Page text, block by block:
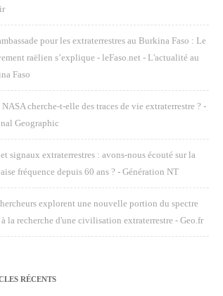
pour les extraterrestres au Burkina Faso : Le
raëlien s’explique - leFaso.net - L'actualité au
Faso
cherche-t-elle des traces de vie extraterrestre ? -
Geographic
signaux extraterrestres : avons-nous écouté sur la
fréquence depuis 60 ans ? - Génération NT
explorent une nouvelle portion du spectre
la recherche d'une civilisation extraterrestre - Geo.fr
RÉCENTS